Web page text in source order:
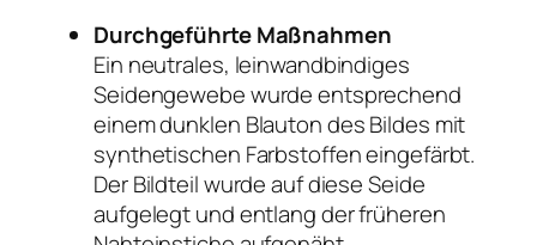
Durchgeführte Maßnahmen
Ein neutrales, leinwandbindiges
Seidengewebe wurde entsprechend
einem dunklen Blauton des Bildes mit
synthetischen Farbstoffen eingefärbt.
Der Bildteil wurde auf diese Seide
aufgelegt und entlang der früheren